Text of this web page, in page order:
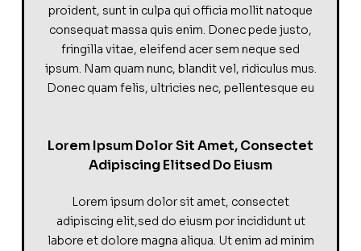
proident, sunt in culpa qui officia mollit natoque
consequat massa quis enim. Donec pede justo,
fringilla vitae, eleifend acer sem neque sed
ipsum. Nam quam nunc, blandit vel, ridiculus mus.
Donec quam felis, ultricies nec, pellentesque eu
Lorem Ipsum Dolor Sit Amet, Consectet
Adipiscing Elitsed Do Eiusm
Lorem ipsum dolor sit amet, consectet
adipiscing elit,sed do eiusm por incididunt ut
labore et dolore magna aliqua. Ut enim ad minim